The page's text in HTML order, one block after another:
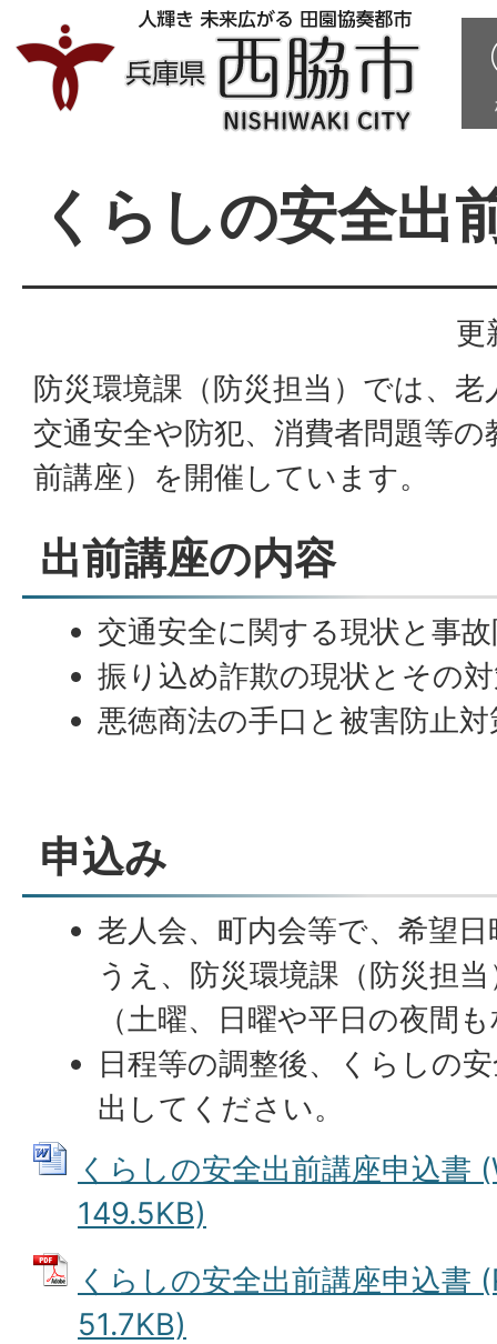
くらしの安全出
更
防災環境課（防災担当）では、
交通安全や防犯、消費者問題等
前講座）を開催しています。
出前講座の内容
交通安全に関する現状と事
振り込め詐欺の現状とその
悪徳商法の手口と被害防止
申込み
老人会、町内会等で、希望
うえ、防災環境課（防災担
（土曜、日曜や平日の夜間
日程等の調整後、くらしの
出してください。
くらしの安全出前講座申込書
149.5KB)
くらしの安全出前講座申込書
51.7KB)